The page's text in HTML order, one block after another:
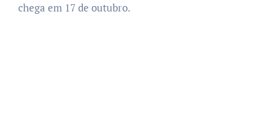
chega em 17 de outubro.